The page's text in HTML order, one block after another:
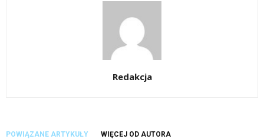
Redakcja
POWIĄZANE ARTYKUŁY WIĘCEJ OD AUTORA